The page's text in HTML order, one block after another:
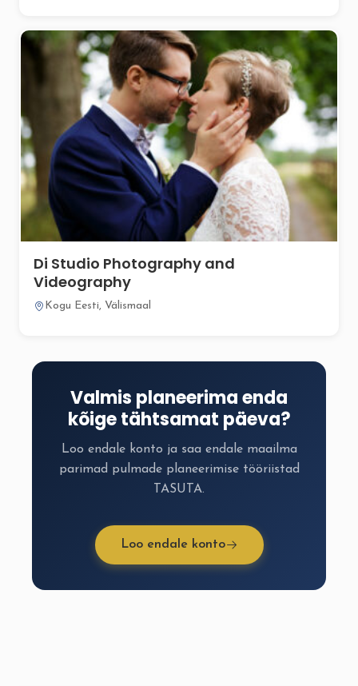
Di Studio Photography and
Videography
Kogu Eesti, Välismaal
Valmis planeerima enda
kõige tähtsamat päeva?
Loo endale konto ja saa endale maailma
parimad pulmade planeerimise tööriistad
TASUTA.
Loo endale konto